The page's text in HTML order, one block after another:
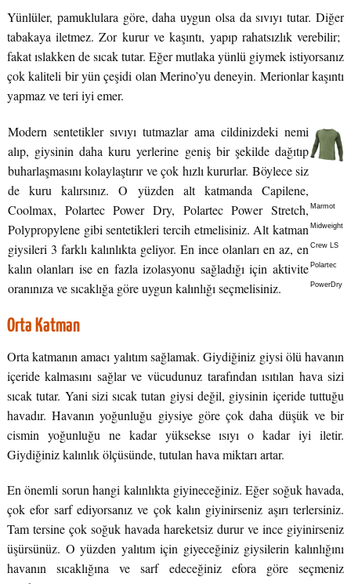
Yünlüler, pamuklulara göre, daha uygun olsa da sıvıyı tutar. Diğer
tabakaya iletmez. Zor kurur ve kaşıntı, yapıp rahatsızlık verebilir;
fakat ıslakken de sıcak tutar. Eğer mutlaka yünlü giymek istiyorsanız
çok kaliteli bir yün çeşidi olan Merino’yu deneyin. Merionlar kaşıntı
yapmaz ve teri iyi emer.
Modern sentetikler sıvıyı tutmazlar ama cildinizdeki nemi
alıp, giysinin daha kuru yerlerine geniş bir şekilde dağıtıp
buharlaşmasını kolaylaştırır ve çok hızlı kururlar. Böylece siz
de kuru kalırsınız. O yüzden alt katmanda Capilene,
Coolmax, Polartec Power Dry, Polartec Power Stretch,
Polypropylene gibi sentetikleri tercih etmelisiniz. Alt katman
giysileri 3 farklı kalınlıkta geliyor. En ince olanları en az, en
kalın olanları ise en fazla izolasyonu sağladığı için aktivite
oranınıza ve sıcaklığa göre uygun kalınlığı seçmelisiniz.
Marmot
Midweight
Crew LS
Polartec
PowerDry
Orta Katman
Orta katmanın amacı yalıtım sağlamak. Giydiğiniz giysi ölü havanın
içeride kalmasını sağlar ve vücudunuz tarafından ısıtılan hava sizi
sıcak tutar. Yani sizi sıcak tutan giysi değil, giysinin içeride tuttuğu
havadır. Havanın yoğunluğu giysiye göre çok daha düşük ve bir
cismin yoğunluğu ne kadar yüksekse ısıyı o kadar iyi iletir.
Giydiğiniz kalınlık ölçüsünde, tutulan hava miktarı artar.
En önemli sorun hangi kalınlıkta giyineceğiniz. Eğer soğuk havada,
çok efor sarf ediyorsanız ve çok kalın giyinirseniz aşırı terlersiniz.
Tam tersine çok soğuk havada hareketsiz durur ve ince giyinirseniz
üşürsünüz. O yüzden yalıtım için giyeceğiniz giysilerin kalınlığını
havanın sıcaklığına ve sarf edeceğiniz efora göre seçmeniz